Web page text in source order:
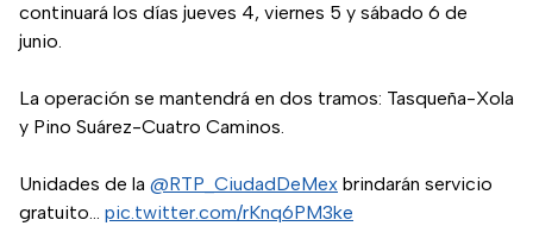
continuará los días jueves 4, viernes 5 y sábado 6 de
junio.
La operación se mantendrá en dos tramos: Tasqueña-Xola
y Pino Suárez-Cuatro Caminos.
Unidades de la @RTP_CiudadDeMex brindarán servicio
gratuito… pic.twitter.com/rKnq6PM3ke